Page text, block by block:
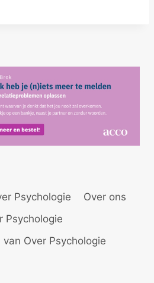
dI
n
Psychologie
Over ons
Psychologie
Over Psychologie